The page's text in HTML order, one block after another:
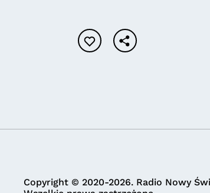
Copyright © 2020-2026. Radio Nowy